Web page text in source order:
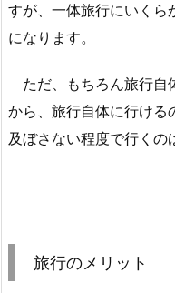
すが、一体旅行にいくら
になります。
ただ、もちろん旅行自
から、旅行自体に行ける
及ぼさない程度で行くの
旅行のメリット